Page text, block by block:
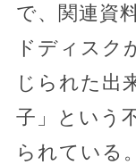
で、関連資
ドディスク
じられた出
子」という
られている